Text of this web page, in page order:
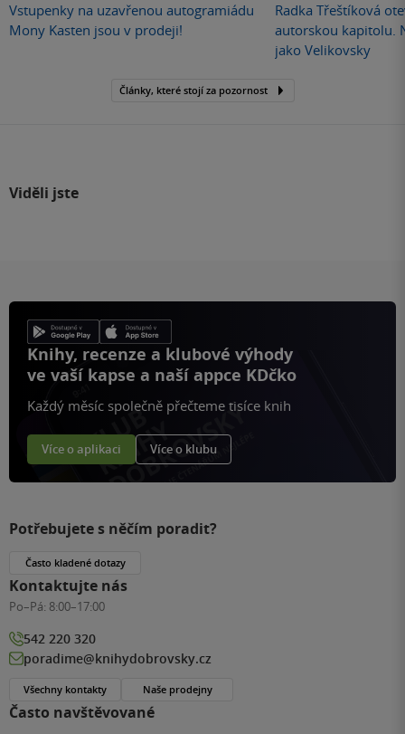
Vstupenky na uzavřenou autogramiádu
Mony Kasten jsou v prodeji!
Radka Třeštíková
autorskou kapitolu.
jako Velikovsky
Články, které stojí za pozornost
Viděli jste
Knihy, recenze a klubové výhody
ve vaší kapse a naší appce KDčko
Každý měsíc společně přečteme tisíce knih
Více o aplikaci Více o klubu
Často navštěvované
Potřebujete s něčím poradit?
Často kladené dotazy
Kontaktujte nás
Po–Pá: 8:00–17:00
542 220 320
poradime@knihydobrovsky.cz
Všechny kontakty Naše prodejny